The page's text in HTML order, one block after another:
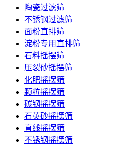
陶瓷过滤筛
不锈钢过滤筛
面粉直排筛
淀粉专用直排筛
石料摇摆筛
压裂砂摇摆筛
化肥摇摆筛
颗粒摇摆筛
碳钢摇摆筛
石英砂摇摆筛
直线摇摆筛
不锈钢摇摆筛